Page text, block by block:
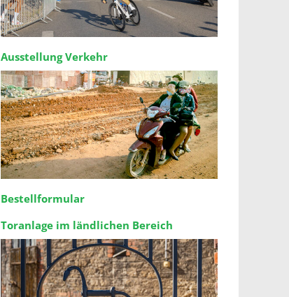
Ausstellung Verkehr
Bestellformular
Toranlage im ländlichen Bereich